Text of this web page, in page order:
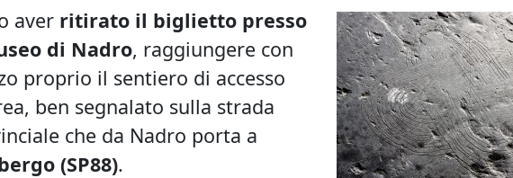
aver ritirato il biglietto presso
di Nadro, raggiungere con
proprio il sentiero di accesso
ben segnalato sulla strada
che da Nadro porta a
(SP88).